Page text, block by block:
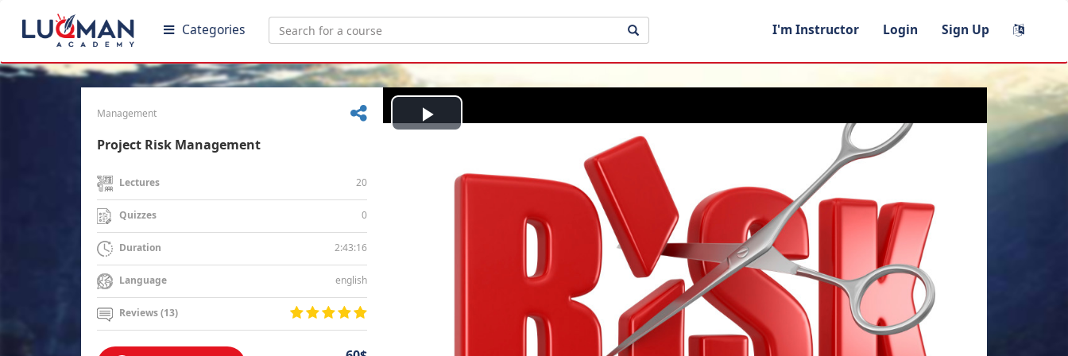
Categories I'm Instructor Login Sign Up
Management
Project Risk Management
Lectures 20
Quizzes 0
Duration 2:43:16
Language english
Reviews (13)
Play
Video